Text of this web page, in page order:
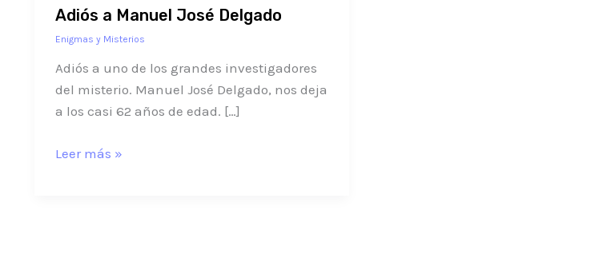
Adiós a Manuel José Delgado
Enigmas y Misterios
Adiós a uno de los grandes investigadores
del misterio. Manuel José Delgado, nos deja
a los casi 62 años de edad. […]
Leer más »